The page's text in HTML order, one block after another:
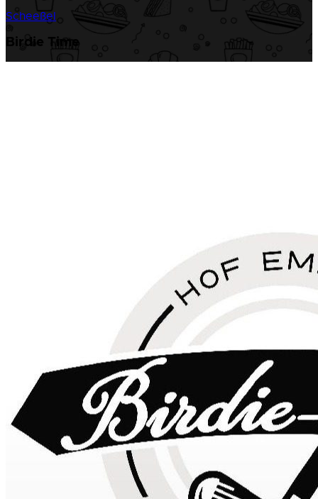
Scheeßel
Birdie Time